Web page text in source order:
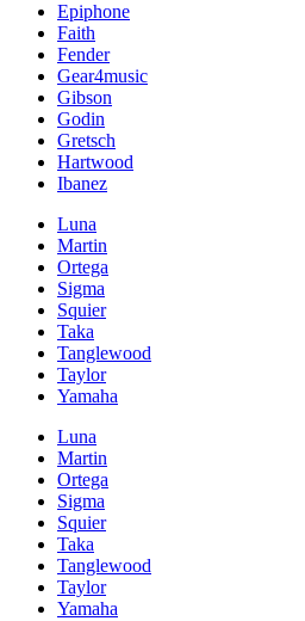
Epiphone
Faith
Fender
Gear4music
Gibson
Godin
Gretsch
Hartwood
Ibanez
Luna
Martin
Ortega
Sigma
Squier
Taka
Tanglewood
Taylor
Yamaha
Luna
Martin
Ortega
Sigma
Squier
Taka
Tanglewood
Taylor
Yamaha